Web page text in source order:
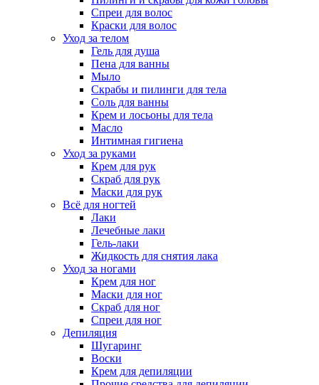
Спреи для волос
Краски для волос
Уход за телом
Гель для душа
Пена для ванны
Мыло
Скрабы и пилинги для тела
Соль для ванны
Крем и лосьоны для тела
Масло
Интимная гигиена
Уход за руками
Крем для рук
Скраб для рук
Маски для рук
Всё для ногтей
Лаки
Лечебные лаки
Гель-лаки
Жидкость для снятия лака
Уход за ногами
Крем для ног
Маски для ног
Скраб для ног
Спреи для ног
Депиляция
Шугаринг
Воски
Крем для депиляции